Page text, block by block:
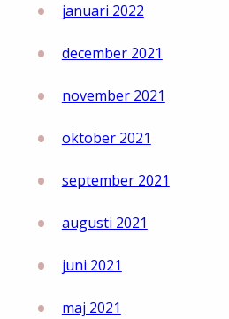
januari 2022
december 2021
november 2021
oktober 2021
september 2021
augusti 2021
juni 2021
maj 2021